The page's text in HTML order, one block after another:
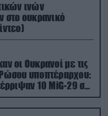
ινών
στο ουκρανικό
οι Ουκρανοί με τις
υποπτέραρχου:
10 MiG-29 σε